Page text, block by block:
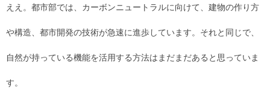
ええ。都市部では、カーボンニュートラルに向けて、建物の作り方
や構造、都市開発の技術が急速に進歩しています。それと同じで、
自然が持っている機能を活用する方法はまだまだあると思っていま
す。